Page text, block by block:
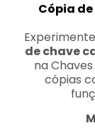
Cópia
de chave
na
cópias